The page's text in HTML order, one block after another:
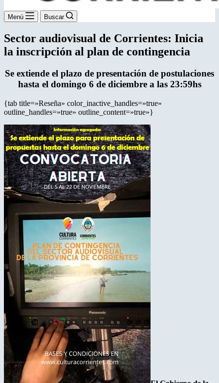
Menú Buscar
Sector audiovisual de Corrientes: Inicia
la inscripción al plan de contingencia
Se extiende el plazo de presentación de postulaciones
hasta el domingo 6 de diciembre a las 23:59hs
{tab title=»Reseña» color_inactive_handles=»true»
outline_handles=»true» outline_content=»true»}